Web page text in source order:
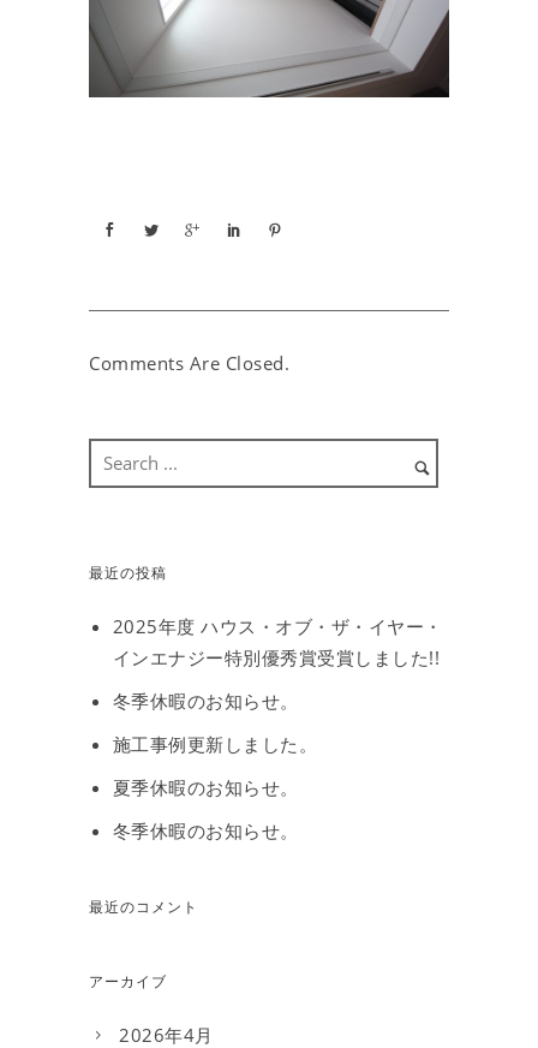
Comments Are Closed.
最近の投稿
2025年度 ハウス・オブ・ザ・イヤー・
インエナジー特別優秀賞受賞しました!!
冬季休暇のお知らせ。
施工事例更新しました。
夏季休暇のお知らせ。
冬季休暇のお知らせ。
最近のコメント
アーカイブ
2026年4月